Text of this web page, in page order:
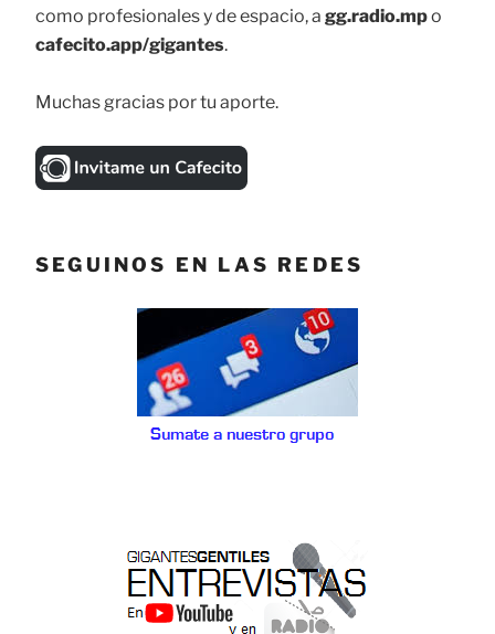
como profesionales y de espacio, a gg.radio.mpo
cafecito.app/gigantes.
Muchas gracias por tu aporte.
SEGUINOS EN LAS REDES